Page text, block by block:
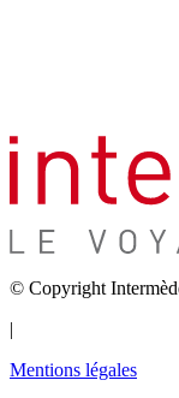
© Copyright
|
Mentions légales